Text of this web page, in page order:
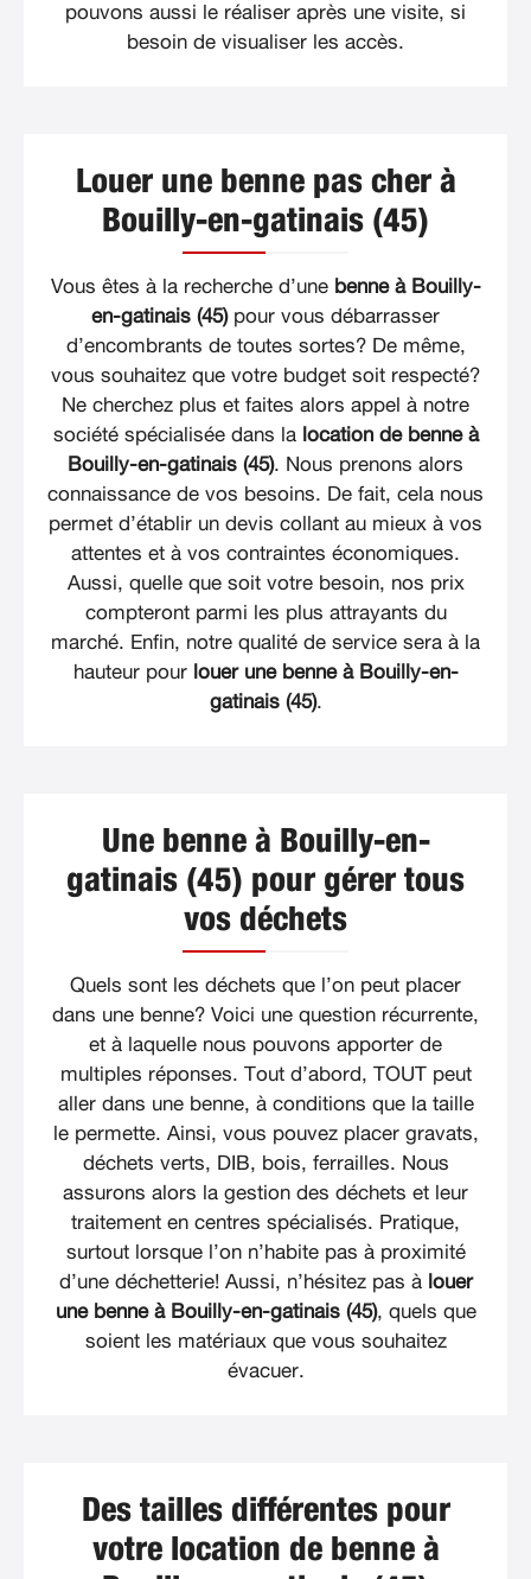
pouvons aussi le réaliser après une visite, si
besoin de visualiser les accès.
Louer une benne pas cher à
Bouilly-en-gatinais (45)
Vous êtes à la recherche d’une benne à Bouilly-
en-gatinais (45)pour vous débarrasser
d’encombrants de toutes sortes? De même,
vous souhaitez que votre budget soit respecté?
Ne cherchez plus et faites alors appel à notre
société spécialisée dans la location de benne à
Bouilly-en-gatinais (45). Nous prenons alors
connaissance de vos besoins. De fait, cela nous
permet d’établir un devis collant au mieux à vos
attentes et à vos contraintes économiques.
Aussi, quelle que soit votre besoin, nos prix
compteront parmi les plus attrayants du
marché. Enfin, notre qualité de service sera à la
hauteur pour louer une benne à Bouilly-en-
gatinais (45).
Une benne à Bouilly-en-
gatinais (45) pour gérer tous
vos déchets
Quels sont les déchets que l’on peut placer
dans une benne? Voici une question récurrente,
et à laquelle nous pouvons apporter de
multiples réponses. Tout d’abord, TOUT peut
aller dans une benne, à conditions que la taille
le permette. Ainsi, vous pouvez placer gravats,
déchets verts, DIB, bois, ferrailles. Nous
assurons alors la gestion des déchets et leur
traitement en centres spécialisés. Pratique,
surtout lorsque l’on n’habite pas à proximité
d’une déchetterie! Aussi, n’hésitez pas à louer
une benne à Bouilly-en-gatinais (45), quels que
soient les matériaux que vous souhaitez
évacuer.
Des tailles différentes pour
votre location de benne à